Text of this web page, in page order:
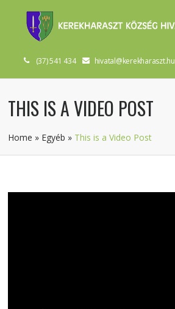
(37) 541 434 hivatal@kerekharaszt.hu
THIS IS A VIDEO POST
Home » Egyéb » This is a Video Post